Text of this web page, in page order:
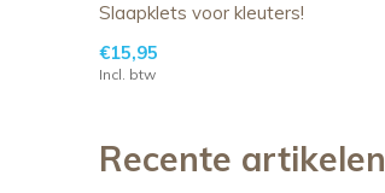
Slaapklets voor kleuters!
€15,95
Incl. btw
Recente artikelen